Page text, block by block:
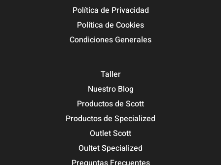
Política de Privacidad
Política de Cookies
Condiciones Generales
Taller
Nuestro Blog
Productos de Scott
Productos de Specialized
Outlet Scott
Oultet Specialized